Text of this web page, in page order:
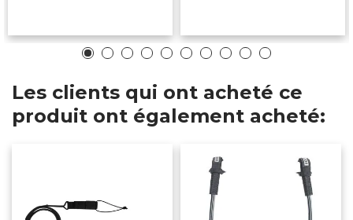
Les clients qui ont acheté ce
produit ont également acheté: